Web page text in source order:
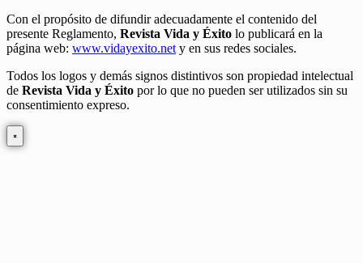
Con el propósito de difundir adecuadamente el contenido del
presente Reglamento, Revista Vida y Éxito lo publicará en la
página web: www.vidayexito.nety en sus redes sociales.
Todos los logos y demás signos distintivos son propiedad intelectual
de Revista Vida y Éxito por lo que no pueden ser utilizados sin su
consentimiento expreso.
×